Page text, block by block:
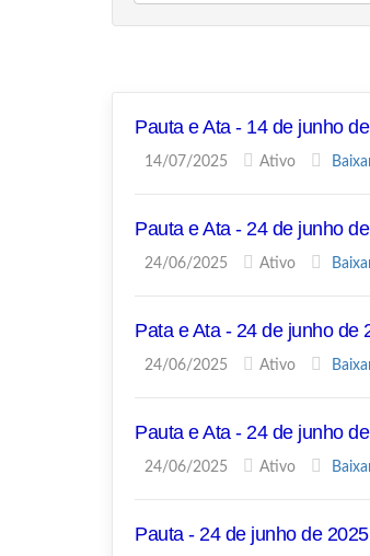
Pauta e Ata - 14 de junho
14/07/2025 Ativo
Pauta e Ata - 24 de junho
24/06/2025 Ativo
Pata e Ata - 24 de junho de
24/06/2025 Ativo
Pauta e Ata - 24 de junho
24/06/2025 Ativo
Pauta - 24 de junho de